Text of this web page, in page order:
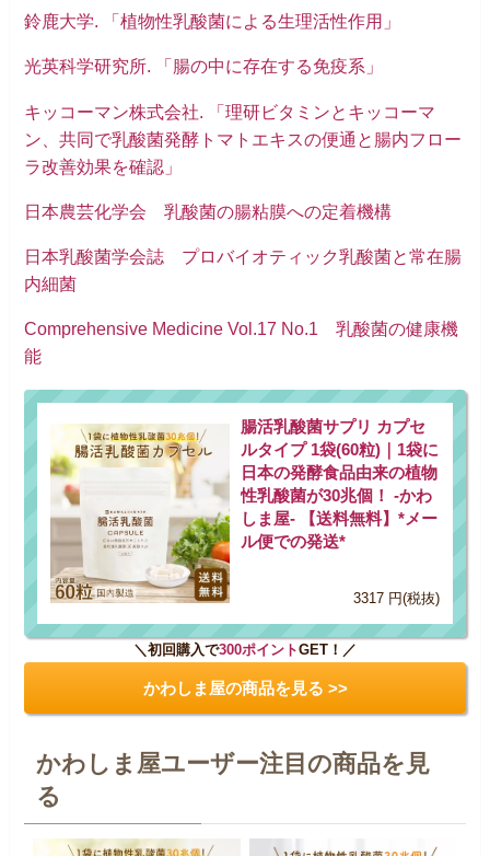
鈴鹿大学. 「植物性乳酸菌による生理活性作用」
光英科学研究所. 「腸の中に存在する免疫系」
キッコーマン株式会社. 「理研ビタミンとキッコーマ
ン、共同で乳酸菌発酵トマトエキスの便通と腸内フロー
ラ改善効果を確認」
日本農芸化学会 乳酸菌の腸粘膜への定着機構
日本乳酸菌学会誌 プロバイオティック乳酸菌と常在腸
内細菌
Comprehensive Medicine Vol.17 No.1 乳酸菌の健康機
能
腸活乳酸菌サプリ カプセ
ルタイプ 1袋(60粒)｜1袋に
日本の発酵食品由来の植物
性乳酸菌が30兆個！ -かわ
しま屋- 【送料無料】*メー
ル便での発送*
3317 円(税抜)
＼初回購入で300ポイントGET！／
かわしま屋の商品を見る >>
かわしま屋ユーザー注目の商品を見
る